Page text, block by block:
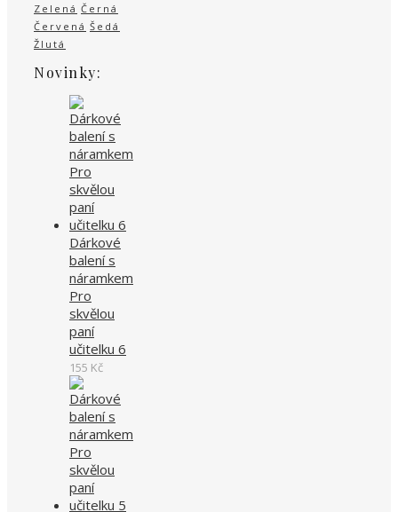
Zelená Černá
Červená Šedá
Žlutá
Novinky:
Dárkové
balení s
náramkem
Pro
skvělou
paní
učitelku 6
155 Kč